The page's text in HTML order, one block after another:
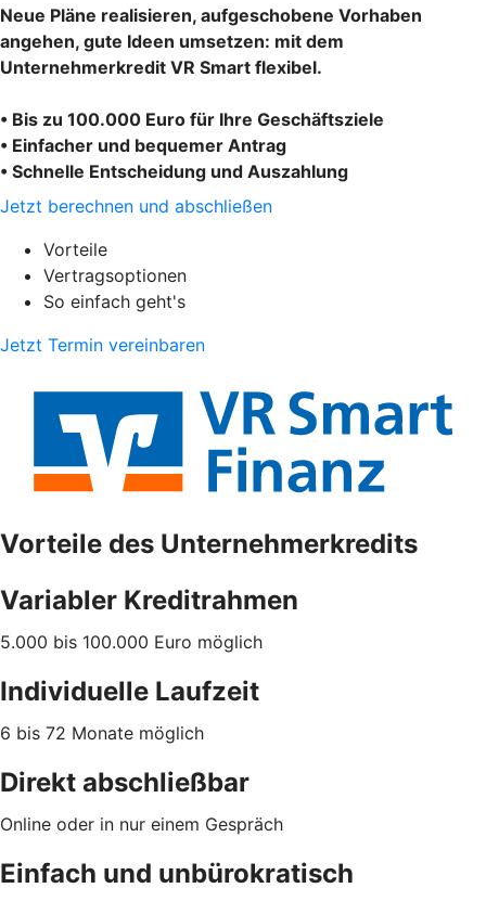
Neue Pläne realisieren, aufgeschobene Vorhaben
angehen, gute Ideen umsetzen: mit dem
Unternehmerkredit VR Smart flexibel.
• Bis zu 100.000 Euro für Ihre Geschäftsziele
• Einfacher und bequemer Antrag
• Schnelle Entscheidung und Auszahlung
Jetzt berechnen und abschließen
Vorteile
Vertragsoptionen
So einfach geht's
Jetzt Termin vereinbaren
Vorteile des Unternehmerkredits
Variabler Kreditrahmen
5.000 bis 100.000 Euro möglich
Individuelle Laufzeit
6 bis 72 Monate möglich
Direkt abschließbar
Online oder in nur einem Gespräch
Einfach und unbürokratisch